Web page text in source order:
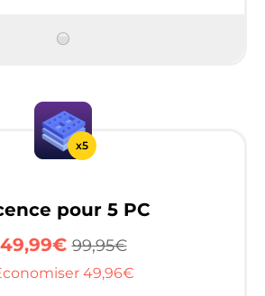
x5
pour 5 PC
49,99€99,95€
49,96€